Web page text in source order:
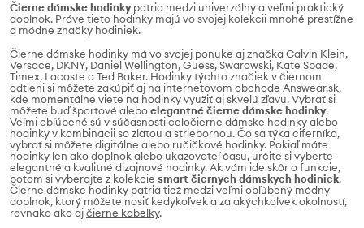
Čierne dámske hodinkypatria medzi univerzálny a veľmi praktický
doplnok. Práve tieto hodinky majú vo svojej kolekcii mnohé prestížne
a módne značky hodiniek.
Čierne dámske hodinky má vo svojej ponuke aj značka Calvin Klein,
Versace, DKNY, Daniel Wellington, Guess, Swarowski, Kate Spade,
Timex, Lacoste a Ted Baker. Hodinky týchto značiek v čiernom
odtieni si môžete zakúpiť aj na internetovom obchode Answear.sk,
kde momentálne viete na hodinky využiť aj skvelú zľavu. Vybrať si
môžete buď športové aleboelegantné čierne dámske hodinky.
Veľmi obľúbené sú v súčasnosti celočierne dámske hodinky alebo
hodinky v kombinácii so zlatou a striebornou. Čo sa týka ciferníka,
vybrať si môžete digitálne alebo ručičkové hodinky. Pokiaľ máte
hodinky len ako doplnok alebo ukazovateľ času, určite si vyberte
elegantné a kvalitné dizajnové hodinky. Ak vám ide skôr o funkcie,
potom si vyberajte z kolekcie smart čiernych dámskych hodiniek.
Čierne dámske hodinky patria tiež medzi veľmi obľúbený módny
doplnok, ktorý môžete nosiť kedykoľvek a za akýchkoľvek okolností,
rovnako ako ajčierne kabelky.